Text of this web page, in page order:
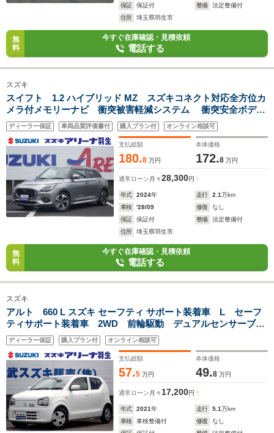
保証
保証付 整備
法定整備付
住所
埼玉県羽生市
無
料
今すぐ在庫確認・見積依頼
電話する
スズキ
スイフト 1.2 ハイブリッド MZ スズキコネクト対応全方位カ
メラ付メモリーナビ 衝突被害軽減システム 衝突安全ボデ
ィ スマートキー キーレスエントリー シートヒーター エ
アコン パワーウィンドウ 運転席エアバッグ
ディーラー保証 車両品質評価書付 購入プラン付 オンライン相談可
支払総額
180.8 万円
本体価格
172.8 万円
通常ローン 月々28,300円
年式 2024年 走行 2.1万km
車検
'28/09 修復
なし
保証
保証付 整備
法定整備付
住所
埼玉県羽生市
無
料
今すぐ在庫確認・見積依頼
電話する
スズキ
アルト 660 L スズキ セーフティ サポート装着車 L セーフ
ティサポート装着車 2WD 前輪駆動 デュアルセンサーブレ
ーキサポート
ディーラー保証 購入プラン付 オンライン相談可
支払総額
57.5 万円
本体価格
49.8 万円
通常ローン 月々 17,200円
年式 2021年 走行 5.1万km
車検
車検整備付 修復
なし